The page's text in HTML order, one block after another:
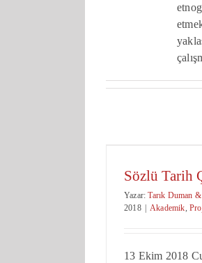
Sözlü Tarih
Yazar:Tarık Duman
2018 | Akademik,
13 Ekim 2018